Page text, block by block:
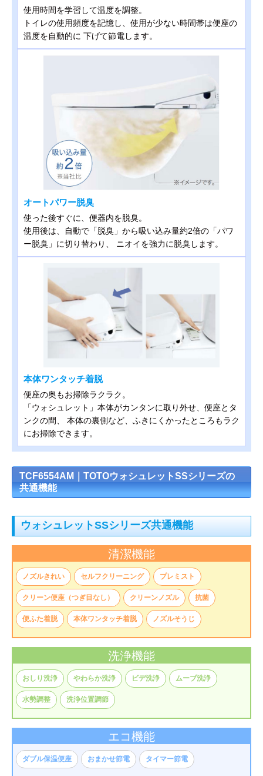
使用時間を学習して温度を調整。
トイレの使用頻度を記憶し、使用が少ない時間帯は便座の
温度を自動的に 下げて節電します。
オートパワー脱臭
使った後すぐに、便器内を脱臭。
使用後は、自動で「脱臭」から吸い込み量約2倍の「パワ
ー脱臭」に切り替わり、 ニオイを強力に脱臭します。
本体ワンタッチ着脱
便座の奥もお掃除ラクラク。
「ウォシュレット」本体がカンタンに取り外せ、便座とタ
ンクの間、 本体の裏側など、ふきにくかったところもラク
にお掃除できます。
TCF6554AM｜TOTOウォシュレットSSシリーズの
共通機能
ウォシュレットSSシリーズ共通機能
清潔機能
ノズルきれい セルフクリーニング プレミスト
クリーン便座（つぎ目なし） クリーンノズル 抗菌
便ふた着脱 本体ワンタッチ着脱 ノズルそうじ
洗浄機能
おしり洗浄 やわらか洗浄 ビデ洗浄 ムーブ洗浄
水勢調整 洗浄位置調節
エコ機能
ダブル保温便座 おまかせ節電 タイマー節電